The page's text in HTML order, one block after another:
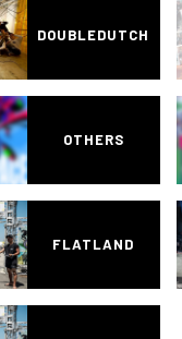
DOUBLEDUTCH
OTHERS
FLATLAND